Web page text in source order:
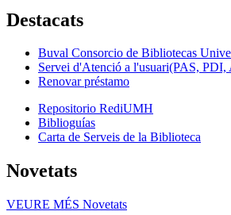
Destacats
Buval Consorcio de Bibliotecas
Servei d'Atenció a l'usuari(PAS, PDI,
Renovar préstamo
Repositorio RediUMH
Biblioguías
Carta de Serveis de la Biblioteca
Novetats
VEURE MÉS Novetats